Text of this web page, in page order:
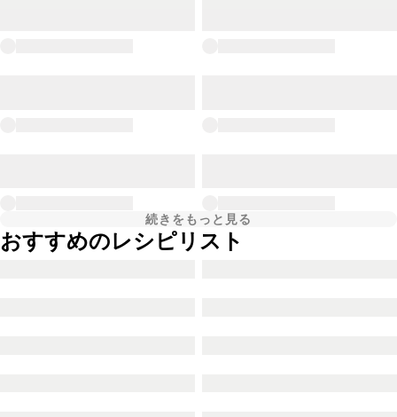
続きをもっと見る
おすすめのレシピリスト